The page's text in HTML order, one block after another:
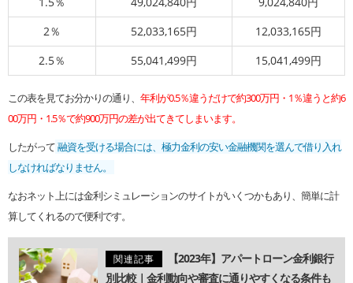
2％
52,033,165円
12,033,165円
2.5％
55,041,499円 15,041,499円
この表を見てお分かりの通り、 年利が0.5％違うだけで約300万円・1％違うと約6
00万円・1.5％で約900万円の差が出てきてしまいます。
したがって融資を受ける場合には、極力金利の安い金融機関を選んで借り入れ
しなければなりません。
なおネット上には金利シミュレーションのサイトがいくつかもあり、簡単に計
算してくれるので便利です。
関連記事
【2023年】アパートローン金利銀行
別比較｜金利動向や審査に通りやすくなる条件も